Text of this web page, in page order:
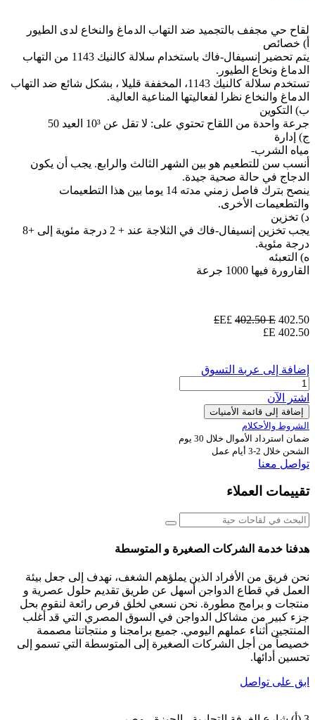
لقاح حي مجفف بالتجميد ضد التهاب الدماغ والنخاع لدى الطيور
أ) خصائص
يتم تحضير إنسيفال-فاك باستخدام سلالة كالنيك 1143 من التهاب
الدماغ ونخاع الطيور.
تستخدم سلالة كالنيك 1143، المخففة قليلا ، بشكل شائع ضد التهاب
الدماغ والنخاع نظرا لفعاليتها المناعية العالية.
ب) التكوين
جرعة واحدة من اللقاح تحتوي على: لا تقل عن 10³ العيد 50
ج) إدارة
مياه الشرب-
أنسب سن للتطعيم هو بين الشهر الثالث والرابع. يجب أن يكون
الدجاج في حالة صحية جيدة.
ينصح بترك فاصل زمني مدته 14 يوما بين هذا التطعيمات
والتطعيمات الأخرى.
د) تخزين
يجب تخزين إنسيفال-فاك في الثلاجة عند + 2 درجة مئوية إلى +8
درجة مئوية.
ه) التعبئه
القارورة فيها 1000 جرعة
402.50
402.50E£
402.50
إضافة إلى عربة التسوق
اشترِ الآن
إضافة إلى قائمة الأمنيات
الشروط والأحكلام
ضمان استرداد الأموال خلال 30 يوم
الشحن خلال 2-3 أيام عمل
تواصل معنا
تقييمات العملاء
هدفنا خدمة الشركات الصغيرة و المتوسطة
نحن فريق من الأفراد الذين يملؤهم الشغف، نهدف إلى جعل بيئة
العمل في قطاع الدواجن أسهل عن طريق تقديم حلول عصرية و
منتجات و برامج مطورة. نحن نسعي لخلق فرص رائعة لنقوم بحل
جزء كبير من مشاكل الدواجن في السوق المصري التي قد أغلب
المنتجين أثناء عملهم اليومي. جميع برامجنا و منتجاتنا مصممة
خصيصاً من أجل الشركات الصغيرة إلى المتوسطة التي تسمو إلى
تحسين أدائها.
ابق على تواصل